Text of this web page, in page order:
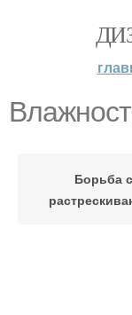
Борьба с